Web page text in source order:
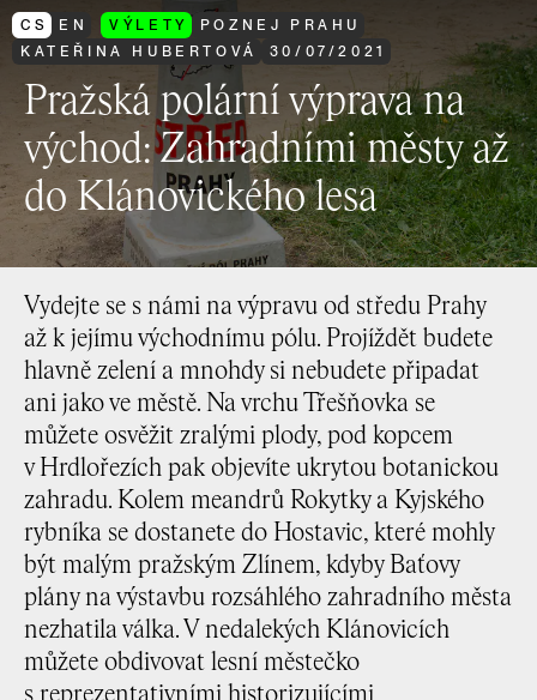
CS EN VÝLETY
POZNEJ PRAHU
KATEŘINA HUBERTOVÁ
30/ 07/2021
Pražská polární výprava na
východ: Zahradními městy až
do Klánovického lesa
Vydejte se s námi na výpravu od středu Prahy
až k jejímu východnímu pólu. Projíždět budete
hlavně zelení a mnohdy si nebudete připadat
ani jako ve městě. Na vrchu Třešňovka se
můžete osvěžit zralými plody, pod kopcem
v Hrdlořezích pak objevíte ukrytou botanickou
zahradu. Kolem meandrů Rokytky a Kyjského
rybníka se dostanete do Hostavic, které mohly
být malým pražským Zlínem, kdyby Baťovy
plány na výstavbu rozsáhlého zahradního města
nezhatila válka. V nedalekých Klánovicích
můžete obdivovat lesní městečko